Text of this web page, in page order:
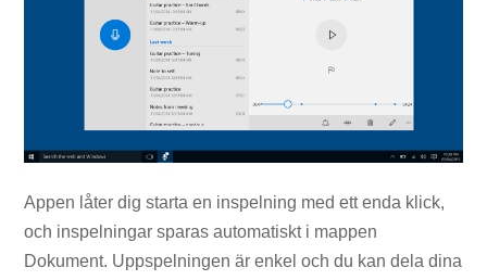
Appen låter dig starta en inspelning med ett enda klick,
och inspelningar sparas automatiskt i mappen
Dokument. Uppspelningen är enkel och du kan dela dina